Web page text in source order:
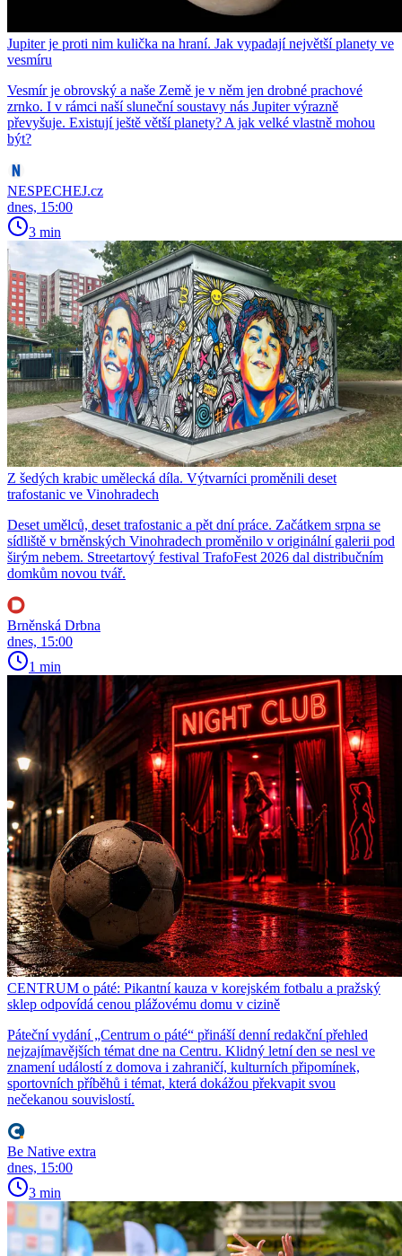
Jupiter je proti nim kulička na hraní. Jak vypadají největší planety ve
vesmíru
Vesmír je obrovský a naše Země je v něm jen drobné prachové
zrnko. I v rámci naší sluneční soustavy nás Jupiter výrazně
převyšuje. Existují ještě větší planety? A jak velké vlastně mohou
být?
NESPECHEJ.cz
dnes, 15:00
3 min
Z šedých krabic umělecká díla. Výtvarníci proměnili deset
trafostanic ve Vinohradech
Deset umělců, deset trafostanic a pět dní práce. Začátkem srpna se
sídliště v brněnských Vinohradech proměnilo v originální galerii pod
širým nebem. Streetartový festival TrafoFest 2026 dal distribučním
domkům novou tvář.
Brněnská Drbna
dnes, 15:00
1 min
CENTRUM o páté: Pikantní kauza v korejském fotbalu a pražský
sklep odpovídá cenou plážovému domu v cizině
Páteční vydání „Centrum o páté“ přináší denní redakční přehled
nejzajímavějších témat dne na Centru. Klidný letní den se nesl ve
znamení událostí z domova i zahraničí, kulturních připomínek,
sportovních příběhů i témat, která dokážou překvapit svou
nečekanou souvislostí.
Be Native extra
dnes, 15:00
3 min